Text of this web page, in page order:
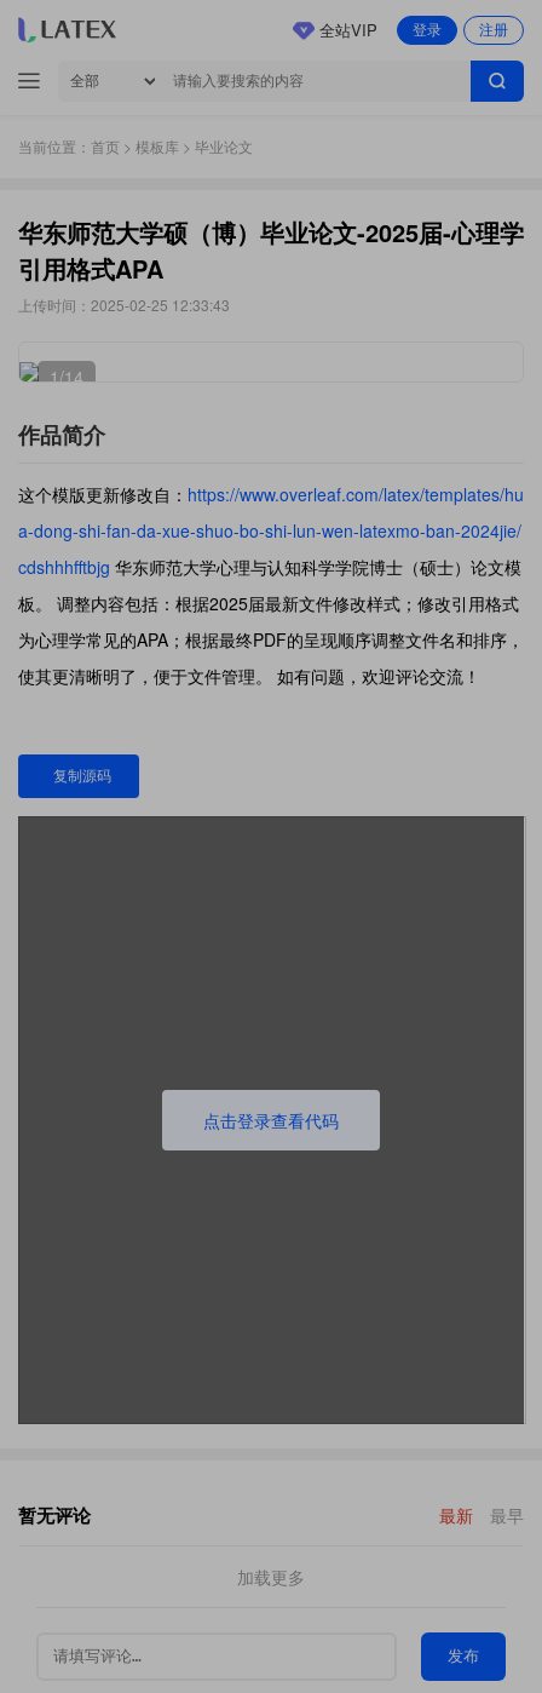
登录 注册
全站VIP
当前位置： 首页 > 模板库 > 毕业论文
华东师范大学硕（博）毕业论文-2025届-心理学
引用格式APA
上传时间：2025-02-25 12:33:43
1/14
作品简介
这个模版更新修改自： https://www.overleaf.com/latex/templates/hu
a-dong-shi-fan-da-xue-shuo-bo-shi-lun-wen-latexmo-ban-2024jie/
cdshhhfftbjg 华东师范大学心理与认知科学学院博士（硕士）论文模
板。 调整内容包括：根据2025届最新文件修改样式；修改引用格式
为心理学常见的APA；根据最终PDF的呈现顺序调整文件名和排序，
使其更清晰明了，便于文件管理。 如有问题，欢迎评论交流！
复制源码
点击登录查看代码
暂无评论 最新 最早
加载更多
发布